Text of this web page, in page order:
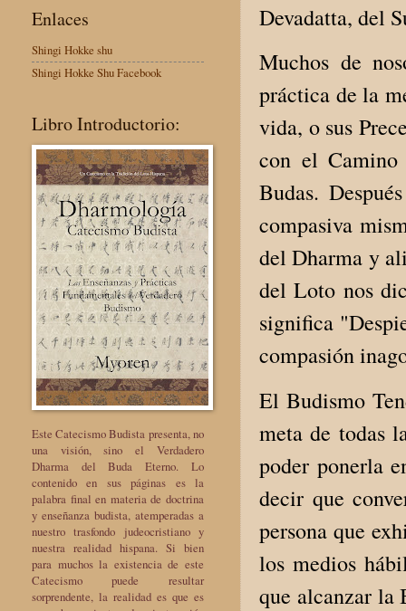
Devadatta, del
Muchos de
práctica de la
vida, o sus
con el Camino
Budas.
compasiva
del Dharma y
del Loto nos
significa
compasión
El Budismo
meta de todas
poder ponerla
decir que
persona que
los medios
que alcanzar la
Enlaces
Shingi Hokke shu
Shingi Hokke Shu Facebook
Libro Introductorio:
Este Catecismo Budista presenta, no
una visión, sino el Verdadero
Dharma del Buda Eterno. Lo
contenido en sus páginas es la
palabra final en materia de doctrina
y enseñanza budista, atemperadas a
nuestro trasfondo judeocristiano y
nuestra realidad hispana. Si bien
para muchos la existencia de este
Catecismo puede resultar
sorprendente, la realidad es que es